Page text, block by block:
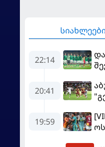
22:14
20:41
19:59